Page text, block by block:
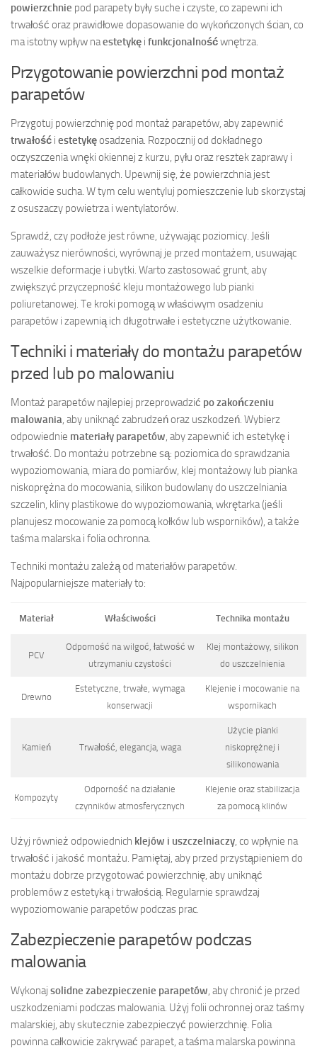
powierzchnie pod parapety były suche i czyste, co zapewni ich
trwałość oraz prawidłowe dopasowanie do wykończonych ścian, co
ma istotny wpływ naestetykę i funkcjonalnośćwnętrza.
Przygotowanie powierzchni pod montaż
parapetów
Przygotuj powierzchnię pod montaż parapetów, aby zapewnić
trwałość i estetykęosadzenia. Rozpocznij od dokładnego
oczyszczenia wnęki okiennej z kurzu, pyłu oraz resztek zaprawy i
materiałów budowlanych. Upewnij się, że powierzchnia jest
całkowicie sucha. W tym celu wentyluj pomieszczenie lub skorzystaj
z osuszaczy powietrza i wentylatorów.
Sprawdź, czy podłoże jest równe, używając poziomicy. Jeśli
zauważysz nierówności, wyrównaj je przed montażem, usuwając
wszelkie deformacje i ubytki. Warto zastosować grunt, aby
zwiększyć przyczepność kleju montażowego lub pianki
poliuretanowej. Te kroki pomogą w właściwym osadzeniu
parapetów i zapewnią ich długotrwałe i estetyczne użytkowanie.
Techniki i materiały do montażu parapetów
przed lub po malowaniu
Montaż parapetów najlepiej przeprowadzić po zakończeniu
malowania , aby uniknąć zabrudzeń oraz uszkodzeń. Wybierz
odpowiednie materiały parapetów , aby zapewnić ich estetykę i
trwałość. Do montażu potrzebne są: poziomica do sprawdzania
wypoziomowania, miara do pomiarów, klej montażowy lub pianka
niskoprężna do mocowania, silikon budowlany do uszczelniania
szczelin, kliny plastikowe do wypoziomowania, wkrętarka (jeśli
planujesz mocowanie za pomocą kołków lub wsporników), a także
taśma malarska i folia ochronna.
Techniki montażu zależą od materiałów parapetów.
Najpopularniejsze materiały to:
Materiał Właściwości Technika montażu
PCV
Odporność na wilgoć, łatwość w
utrzymaniu czystości
Klej montażowy, silikon
do uszczelnienia
Drewno
Estetyczne, trwałe, wymaga
konserwacji
Klejenie i mocowanie na
wspornikach
Kamień Trwałość, elegancja, waga
Użycie pianki
niskoprężnej i
silikonowania
Kompozyty
Odporność na działanie
czynników atmosferycznych
Klejenie oraz stabilizacja
za pomocą klinów
Użyj również odpowiednich klejów i uszczelniaczy, co wpłynie na
trwałość i jakość montażu. Pamiętaj, aby przed przystąpieniem do
montażu dobrze przygotować powierzchnię, aby uniknąć
problemów z estetyką i trwałością. Regularnie sprawdzaj
wypoziomowanie parapetów podczas prac.
Zabezpieczenie parapetów podczas
malowania
Wykonaj solidne zabezpieczenie parapetów, aby chronić je przed
uszkodzeniami podczas malowania. Użyj folii ochronnej oraz taśmy
malarskiej, aby skutecznie zabezpieczyć powierzchnię. Folia
powinna całkowicie zakrywać parapet, a taśma malarska powinna